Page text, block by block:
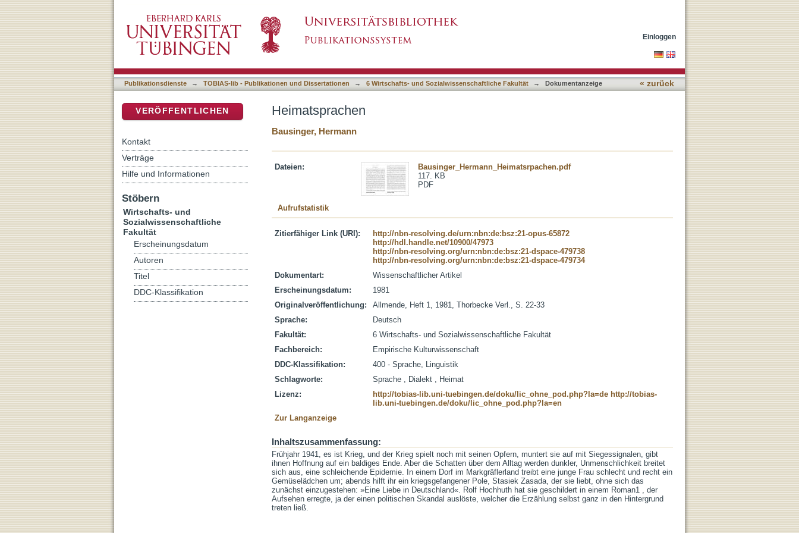
Einloggen
Publikationsdienste → TOBIAS-lib - Publikationen und Dissertationen → 6 Wirtschafts- und Sozialwissenschaftliche Fakultät → Dokumentanzeige « zurück
Heimatsprachen
Bausinger, Hermann
Dateien:
Bausinger_Hermann_Heimatsrpachen.pdf
117. KB
PDF
Aufrufstatistik
Zitierfähiger Link (URI):
http://nbn-resolving.de/urn:nbn:de:bsz:21-opus-65872
http://hdl.handle.net/10900/47973
http://nbn-resolving.org/urn:nbn:de:bsz:21-dspace-479738
http://nbn-resolving.org/urn:nbn:de:bsz:21-dspace-479734
Dokumentart:
Wissenschaftlicher Artikel
Erscheinungsdatum:
1981
Originalveröffentlichung:
Allmende, Heft 1, 1981, Thorbecke Verl., S. 22-33
Sprache:
Deutsch
Fakultät:
6 Wirtschafts- und Sozialwissenschaftliche Fakultät
Fachbereich:
Empirische Kulturwissenschaft
DDC-Klassifikation:
400 - Sprache, Linguistik
Schlagworte:
Sprache , Dialekt , Heimat
Lizenz:
http://tobias-lib.uni-tuebingen.de/doku/lic_ohne_pod.php?la=de http://tobias-
lib.uni-tuebingen.de/doku/lic_ohne_pod.php?la=en
Zur Langanzeige
Inhaltszusammenfassung:
Frühjahr 1941, es ist Krieg, und der Krieg spielt noch mit seinen Opfern, muntert sie auf mit Siegessignalen, gibt
ihnen Hoffnung auf ein baldiges Ende. Aber die Schatten über dem Alltag werden dunkler, Unmenschlichkeit breitet
sich aus, eine schleichende Epidemie. In einem Dorf im Markgräflerland treibt eine junge Frau schlecht und recht ein
Gemüselädchen um; abends hilft ihr ein kriegsgefangener Pole, Stasiek Zasada, der sie liebt, ohne sich das
zunächst einzugestehen: »Eine Liebe in Deutschland«. Rolf Hochhuth hat sie geschildert in einem Roman1 , der
Aufsehen erregte, ja der einen politischen Skandal auslöste, welcher die Erzählung selbst ganz in den Hintergrund
treten ließ.
VERÖFFENTLICHEN
Kontakt
Verträge
Hilfe und Informationen
Stöbern
Wirtschafts- und
Sozialwissenschaftliche
Fakultät
Erscheinungsdatum
Autoren
Titel
DDC-Klassifikation